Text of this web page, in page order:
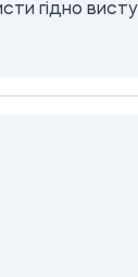
гідно